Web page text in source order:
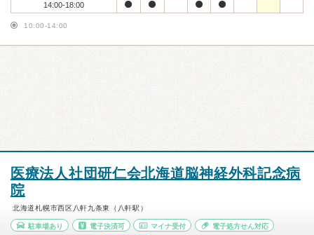
14:00-18:00
10:00-14:00
医療法人社団研仁会北海道脳神経外科記念病
院
北海道札幌市西区八軒九条東（八軒駅）
駐車場あり 電子決済可 マイナ受付 電子処方せん対応